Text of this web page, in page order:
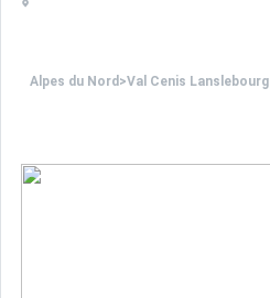
Alpes du Nord >Val Cenis Lanslebourg